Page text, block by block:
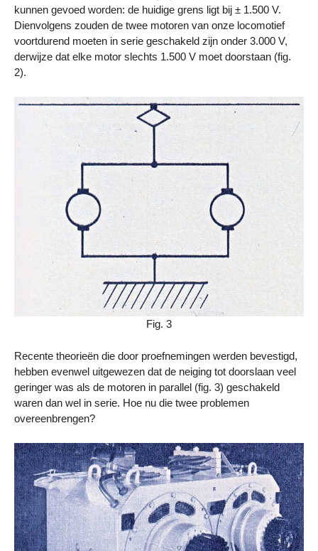
kunnen gevoed worden: de huidige grens ligt bij ± 1.500 V.
Dienvolgens zouden de twee motoren van onze locomotief
voortdurend moeten in serie geschakeld zijn onder 3.000 V,
derwijze dat elke motor slechts 1.500 V moet doorstaan (fig.
2).
Fig. 3
Recente theorieën die door proefnemingen werden bevestigd,
hebben evenwel uitgewezen dat de neiging tot doorslaan veel
geringer was als de motoren in parallel (fig. 3) geschakeld
waren dan wel in serie. Hoe nu die twee problemen
overeenbrengen?